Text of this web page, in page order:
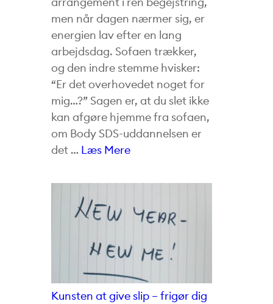
men når dagen nærmer sig, er
energien lav efter en lang
arbejdsdag. Sofaen trækker,
og den indre stemme hvisker:
“Er det overhovedet noget for
mig…?” Sagen er, at du slet ikke
kan afgøre hjemme fra sofaen,
om Body SDS-uddannelsen er
det … Læs Mere
Kunsten at give slip – frigør dig